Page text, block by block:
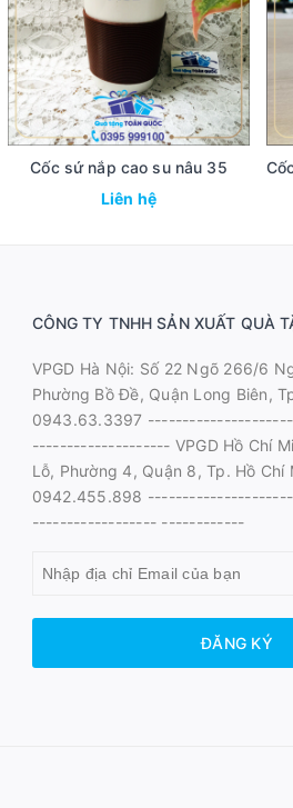
Cốc sứ nắp cao su nâu 35
Liên hệ
CÔNG TY TNHH SẢN XUẤT QUÀ
VPGD Hà Nội: Số 22 Ngõ 266/6
Phường Bồ Đề, Quận Long Biên,
0943.63.3397
-------------------- VPGD Hồ Chí
Lỗ, Phường 4, Quận 8, Tp. Hồ Chí
0942.455.898
------------------ ------------
ĐĂNG KÝ